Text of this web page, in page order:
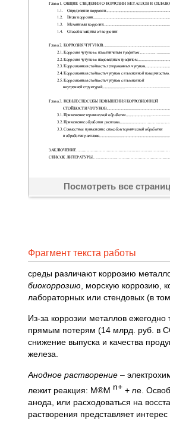
Посмотреть все
Фрагмент текста работы
среды различают коррозию
биокоррозию , морскую коррозию,
лабораторных или стендовых (в
Из-за коррозии металлов
прямым потерям (14 млрд. руб. в
снижение выпуска и качества
железа.
Анодное растворение –
лежит реакция: М®М n+ + ne.
анода, или расходоваться на
растворения представляет